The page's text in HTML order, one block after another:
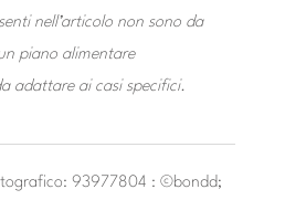
nell’articolo non sono da
piano alimentare
adattare ai casi specifici.
93977804 : ©bondd;